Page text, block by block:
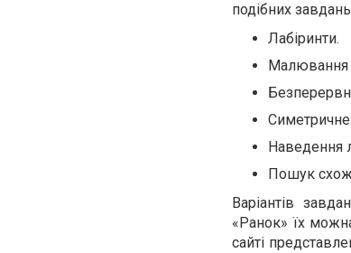
подібних
Лабіринти.
Малювання
Наведення
Пошук
Варіантів
«Ранок» їх
сайті